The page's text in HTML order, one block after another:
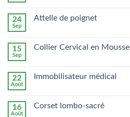
24
Sep
Attelle de poignet
15
Sep
Collier Cervical en Mousse
22
Août
Immobilisateur médical
16
Août
Corset lombo-sacré